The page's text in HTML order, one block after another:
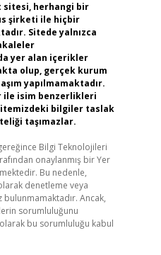
sitesi, herhangi bir
şirketi ile hiçbir
Sitede yalnızca
yer alan içerikler
olup, gerçek kurum
yapılmamaktadır.
ile isim benzerlikleri
bilgiler taslak
taşımazlar.
Bilgi Teknolojileri
onaylanmış bir Yer
Bu nedenle,
denetleme veya
Ancak,
sorumluluğunu
bu sorumluluğu kabul